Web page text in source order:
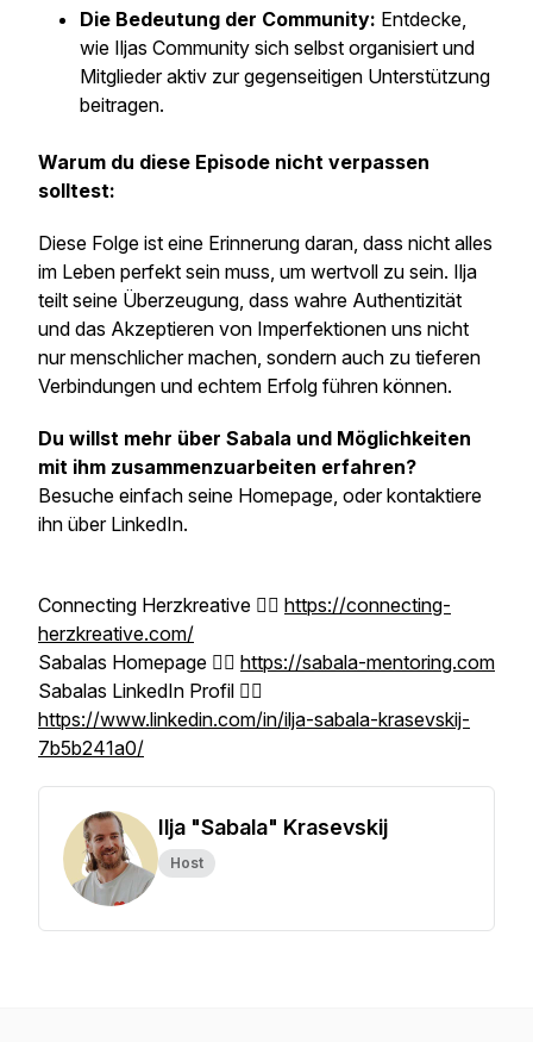
Die Bedeutung der Community: Entdecke,
wie Iljas Community sich selbst organisiert und
Mitglieder aktiv zur gegenseitigen Unterstützung
beitragen.
Warum du diese Episode nicht verpassen
solltest:
Diese Folge ist eine Erinnerung daran, dass nicht alles
im Leben perfekt sein muss, um wertvoll zu sein. Ilja
teilt seine Überzeugung, dass wahre Authentizität
und das Akzeptieren von Imperfektionen uns nicht
nur menschlicher machen, sondern auch zu tieferen
Verbindungen und echtem Erfolg führen können.
Du willst mehr über Sabala und Möglichkeiten
mit ihm zusammenzuarbeiten erfahren?
Besuche einfach seine Homepage, oder kontaktiere
ihn über LinkedIn.
Connecting Herzkreative 👉🏼 https://connecting-
herzkreative.com/
Sabalas Homepage 👉🏼 https://sabala-mentoring.com
Sabalas LinkedIn Profil 👉🏼
https://www.linkedin.com/in/ilja-sabala-krasevskij-
7b5b241a0/
Ilja "Sabala" Krasevskij
Host